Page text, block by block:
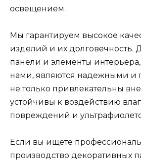
освещением.
Мы гарантируем высокое
изделий и их долговечность.
панели и элементы
нами, являются надежными и
не только привлекательны
устойчивы к воздействию
повреждений и
Если вы ищете
производство декоративных